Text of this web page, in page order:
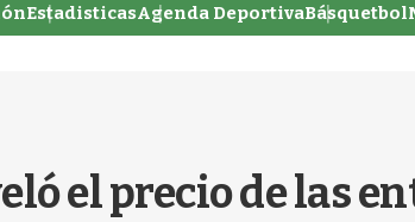
EstadisticasAgenda DeportivaBásquetbol
el precio de las